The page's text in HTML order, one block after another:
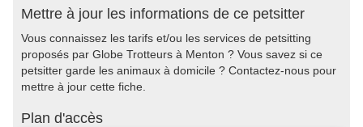
Mettre à jour les informations de ce petsitter
Vous connaissez les tarifs et/ou les services de petsitting
proposés par Globe Trotteurs à Menton ? Vous savez si ce
petsitter garde les animaux à domicile ? Contactez-nous pour
mettre à jour cette fiche.
Plan d'accès